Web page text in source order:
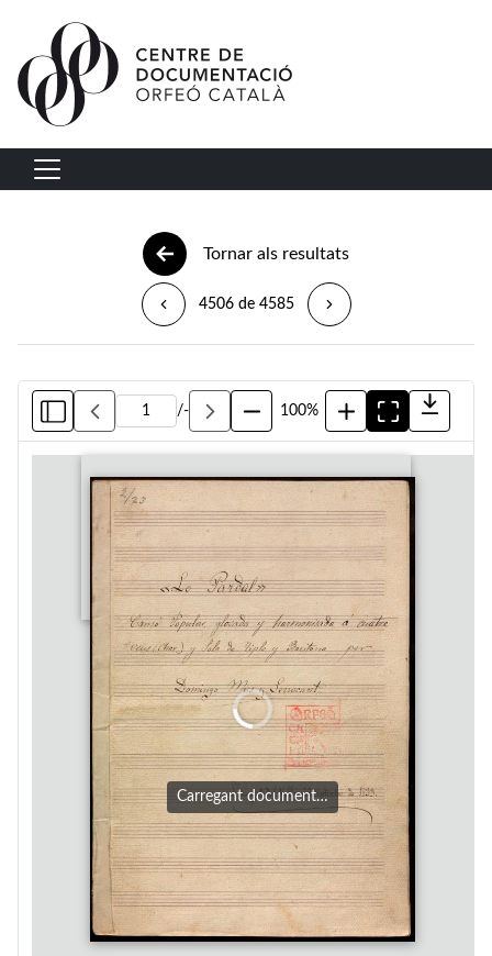
Vés al contingut
Navegació principal
Tornar als resultats
4506 de 4585
/- 100%
Carregant document…